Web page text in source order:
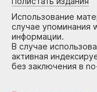
Использование
случае упоминания
информации.
В случае
активная
без заключения в